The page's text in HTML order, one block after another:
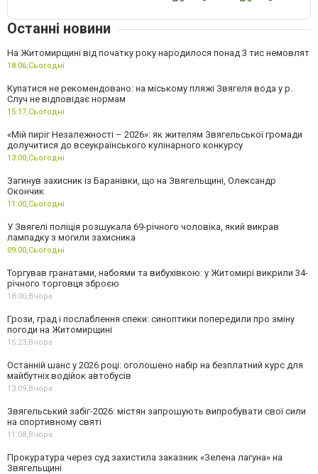
Останні новини
На Житомирщині від початку року народилося понад 3 тис немовлят
18:06, Сьогодні
Купатися не рекомендовано: на міському пляжі Звягеля вода у р.
Случ не відповідає нормам
15:17, Сьогодні
«Мій пиріг Незалежності – 2026»: як жителям Звягельської громади
долучитися до всеукраїнського кулінарного конкурсу
13:00, Сьогодні
Загинув захисник із Баранівки, що на Звягельщині, Олександр
Окончик
11:00, Сьогодні
У Звягелі поліція розшукала 69-річного чоловіка, який викрав
лампадку з могили захисника
09:00, Сьогодні
Торгував гранатами, набоями та вибухівкою: у Житомирі викрили 34-
річного торговця зброєю
18:00, Вчора
Грози, град і послаблення спеки: синоптики попередили про зміну
погоди на Житомирщині
15:23, Вчора
Останній шанс у 2026 році: оголошено набір на безплатний курс для
майбутніх водійок автобусів
13:09, Вчора
Звягельський забіг-2026: містян запрошують випробувати свої сили
на спортивному святі
11:08, Вчора
Прокуратура через суд захистила заказник «Зелена лагуна» на
Звягельщині